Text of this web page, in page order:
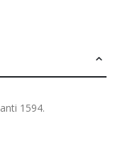
1594.